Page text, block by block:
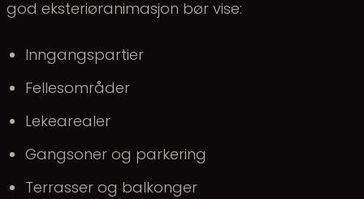
god eksteriøranimasjon bør vise:
Inngangspartier
Fellesområder
Lekearealer
Gangsoner og parkering
Terrasser og balkonger